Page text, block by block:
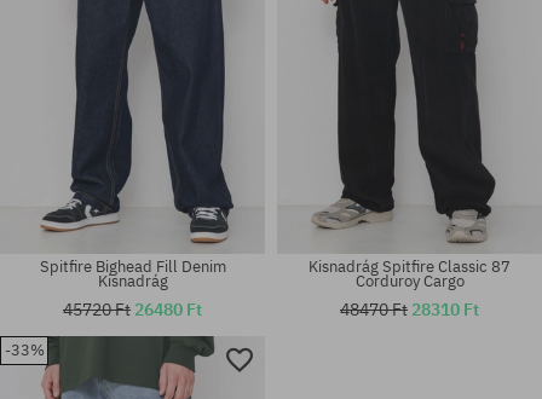
Elérhető méretek:
Spitfire Bighead Fill Denim
Kisnadrág
45720 Ft 26480 Ft
Kisnadrág Spitfire Classic 87
Corduroy Cargo
48470 Ft 28310 Ft
-33%